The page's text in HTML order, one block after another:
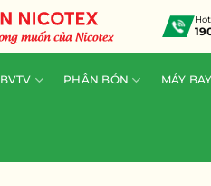
PHÂN BÓN MÁY